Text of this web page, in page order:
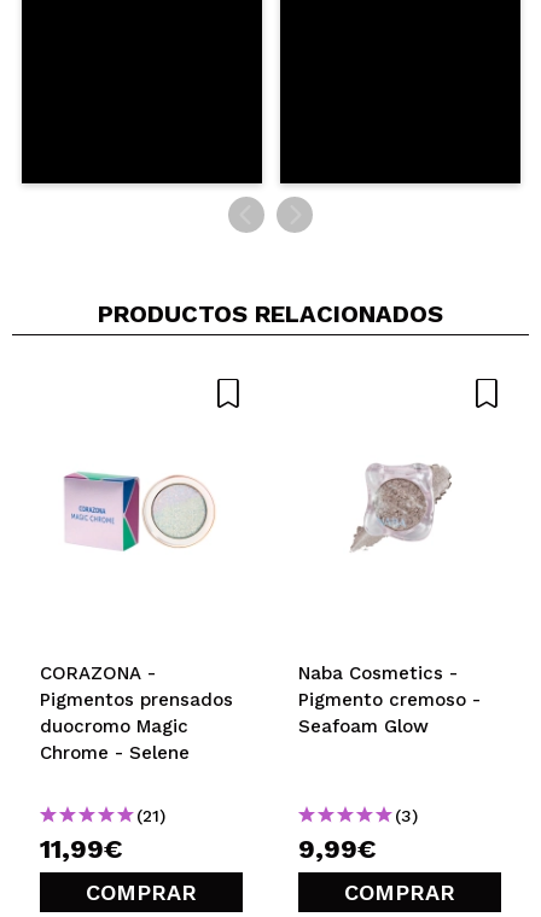
PRODUCTOS RELACIONADOS
CORAZONA -
Pigmentos prensados
duocromo Magic
Chrome - Selene
(21)
11,99€
COMPRAR
Naba Cosmetics -
Pigmento cremoso -
Seafoam Glow
(3)
9,99€
COMPRAR